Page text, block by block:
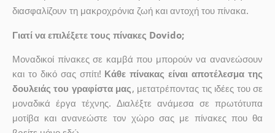
διασφαλίζουν τη μακροχρόνια ζωή και αντοχή του πίνακα.
Γιατί να επιλέξετε τους πίνακες Dovido;
Μοναδικοί πίνακες σε καμβά που μπορούν να ανανεώσουν
και το δικό σας σπίτι! Κάθε πίνακας είναι αποτέλεσμα της
δουλειάς του γραφίστα μας, μετατρέποντας τις ιδέες του σε
μοναδικά έργα τέχνης. Διαλέξτε ανάμεσα σε πρωτότυπα
μοτίβα και ανανεώστε τον χώρο σας με πίνακες που θα